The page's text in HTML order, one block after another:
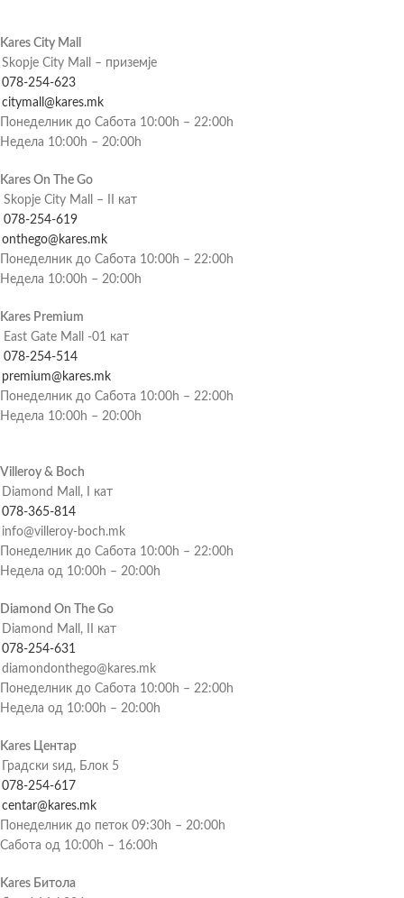
Kares City Mall
Skopje City Mall – приземје
078-254-623
citymall@kares.mk
Понеделник до Сабота 10:00h – 22:00h
Недела 10:00h – 20:00h
Kares On The Go
Skopje City Mall – II кат
078-254-619
onthego@kares.mk
Понеделник до Сабота 10:00h – 22:00h
Недела 10:00h – 20:00h
Kares Premium
East Gate Mall -01 кат
078-254-514
premium@kares.mk
Понеделник до Сабота 10:00h – 22:00h
Недела 10:00h – 20:00h
Villeroy & Boch
Diamond Mall, I кат
078-365-814
info@villeroy-boch.mk
Понеделник до Сабота 10:00h – 22:00h
Недела од 10:00h – 20:00h
Diamond On The Go
Diamond Mall, II кат
078-254-631
diamondonthego@kares.mk
Понеделник до Сабота 10:00h – 22:00h
Недела од 10:00h – 20:00h
Kares Центар
Градски ѕид, Блок 5
078-254-617
centar@kares.mk
Понеделник до петок 09:30h – 20:00h
Сабота од 10:00h – 16:00h
Kares Битола